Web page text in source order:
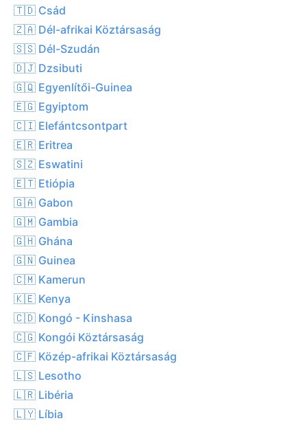
🇹🇩 Csád
🇿🇦 Dél-afrikai Köztársaság
🇸🇸 Dél-Szudán
🇩🇯 Dzsibuti
🇬🇶 Egyenlítői-Guinea
🇪🇬 Egyiptom
🇨🇮 Elefántcsontpart
🇪🇷 Eritrea
🇸🇿 Eswatini
🇪🇹 Etiópia
🇬🇦 Gabon
🇬🇲 Gambia
🇬🇭 Ghána
🇬🇳 Guinea
🇨🇲 Kamerun
🇰🇪 Kenya
🇨🇩 Kongó - Kinshasa
🇨🇬 Kongói Köztársaság
🇨🇫 Közép-afrikai Köztársaság
🇱🇸 Lesotho
🇱🇷 Libéria
🇱🇾 Líbia